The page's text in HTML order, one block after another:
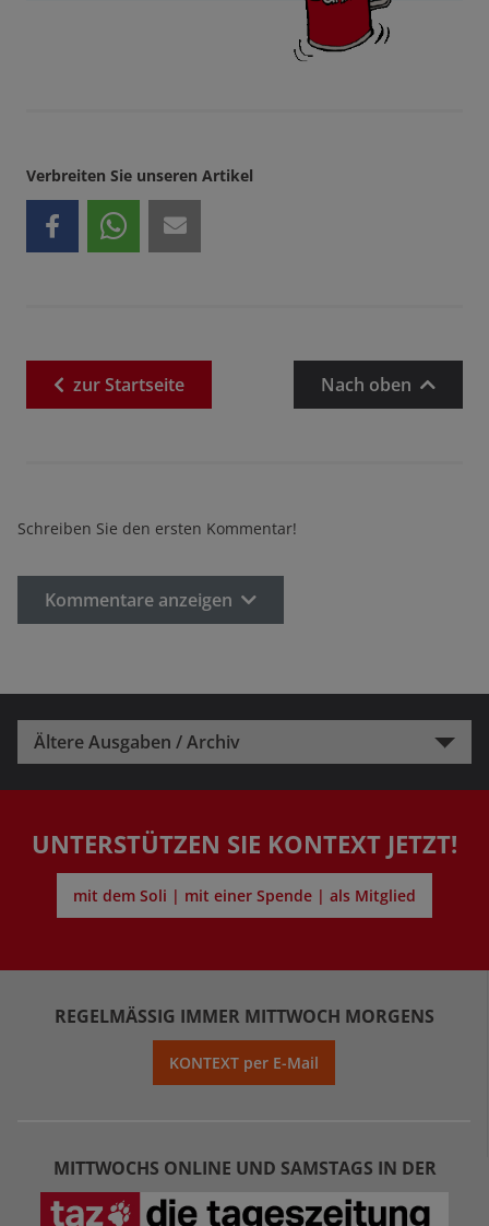
Verbreiten Sie unseren Artikel
zurStartseite Nach oben
Schreiben Sie den ersten Kommentar!
Kommentare anzeigen
Ältere Ausgaben / Archiv
UNTERSTÜTZEN SIE KONTEXT JETZT!
mit dem Soli | mit einer Spende | als Mitglied
REGELMÄSSIG IMMER MITTWOCH MORGENS
KONTEXT per E-Mail
MITTWOCHS ONLINE UND SAMSTAGS IN DER